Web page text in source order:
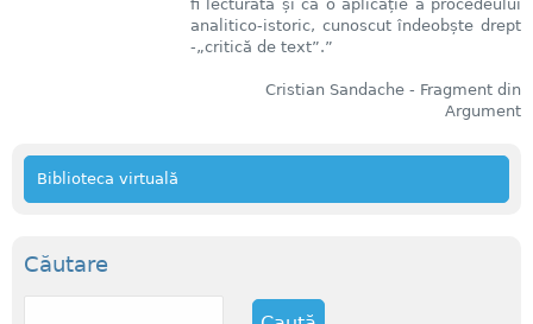
fi lecturată și ca o aplicație a procedeului
analitico-istoric, cunoscut îndeobște drept
-„critică de text”.”
Cristian Sandache - Fragment din
Argument
Biblioteca virtuală
Căutare
C